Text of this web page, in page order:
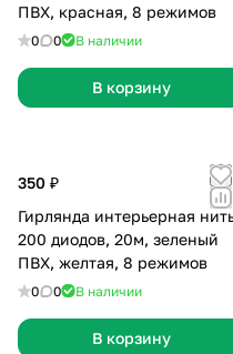
ПВХ, красная, 8 режимов
0 0 В наличии
В корзину
350 ₽
Гирлянда интерьерная
200 диодов, 20м, зеленый
ПВХ, желтая, 8 режимов
0 0 В наличии
В корзину